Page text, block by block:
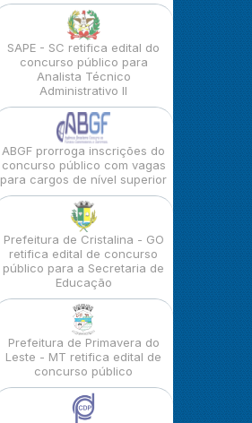
SAPE - SC retifica edital do
concurso público para
Analista Técnico
Administrativo II
ABGF prorroga inscrições do
concurso público com vagas
para cargos de nível superior
Prefeitura de Cristalina - GO
retifica edital de concurso
público para a Secretaria de
Educação
Prefeitura de Primavera do
Leste - MT retifica edital de
concurso público